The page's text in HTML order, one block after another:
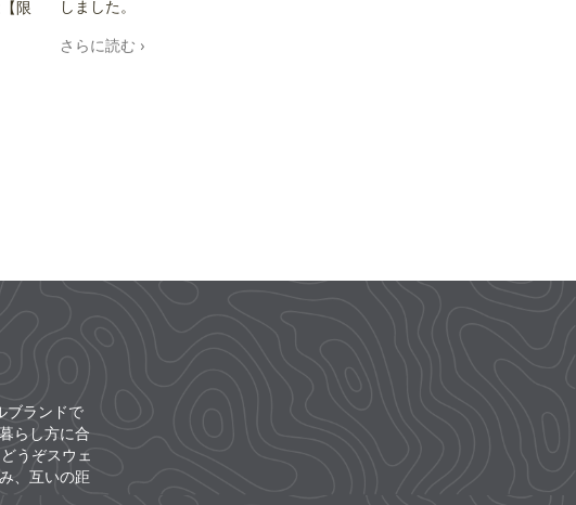
限
しました。
さらに読む
ブランドで
らし方に合
うぞスウェ
、互いの距